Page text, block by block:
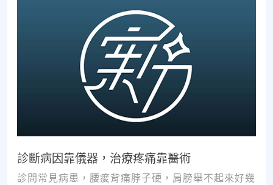
診斷病因靠儀器，治療疼痛靠醫術
診間常見病患，腰痠背痛脖子硬，肩膀舉不起來好幾